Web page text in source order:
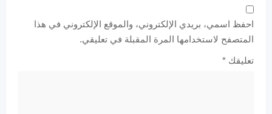
احفظ اسمي، بريدي الإلكتروني، والموقع الإلكتروني في هذا
المتصفح لاستخدامها المرة المقبلة في تعليقي.
تعليقك *